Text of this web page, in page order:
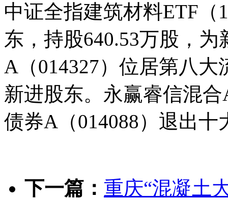
中证全指建筑材料ETF（
东，持股640.53万股，
A（014327）位居第八
新进股东。永赢睿信混
债券A（014088）退出十
下一篇： 重庆“混凝土